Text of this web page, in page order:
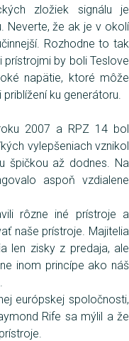
zložiek signálu je
Neverte, že ak je v okolí
Rozhodne to tak
prístrojmi by boli Teslove
napätie, ktoré môže
ku generátoru.
2007 a RPZ 14 bol
vylepšeniach vznikol
špičkou až dodnes. Na
aspoň vzdialene
rôzne iné prístroje a
naše prístroje. Majitelia
len zisky z predaja, ale
inom princípe ako náš
európskej spoločnosti,
Rife sa mýlil a že